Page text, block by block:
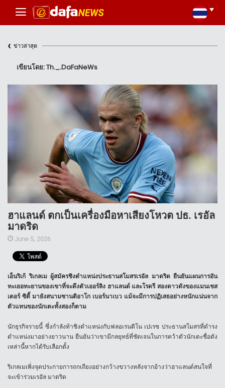
‹ ข่าวล่าสุด
เขียนโดย: Th._.DaFaNeWs
ฮาแลนด์ ตกเป็นเครื่องมือหาเสียงโหวต ปธ. เรอัล
มาดริด
June 5, 2026
เอ็นริเก้ ริเกลเม ผู้สมัครชิงตำแหน่งประธานสโมสรเรอัล มาดริด ยืนยันแผนการอัน
ทะเยอทะยานของเขาที่จะดึงตัวเออร์ลิง ฮาแลนด์ และโรดรี สองดาวดังของแมนเชส
เตอร์ ซิตี้ มายังสนามซานติอาโก เบอร์นาเบว แม้จะมีการปฏิเสธอย่างหนักแน่นจาก
ตัวแทนของนักเตะทั้งสองก็ตาม
นักธุรกิจรายนี้ ซึ่งกำลังท้าชิงตำแหน่งกับฟลอเรนติโน เปเรซ ประธานสโมสรที่ดำรง
ตำแหน่งมาอย่างยาวนาน ยืนยันว่าเขามีกลยุทธ์ที่ชัดเจนในการคว้าตัวนักเตะชื่อดัง
เหล่านี้หากได้รับเลือกตั้ง
ริเกลเมเพิ่งจุดประกายการถกเถียงอย่างกว้างขวางหลังจากอ้างว่าฮาแลนด์สนใจที่
จะเข้าร่วมเรอัล มาดริด